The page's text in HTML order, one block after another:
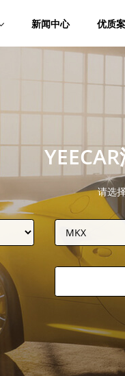
新闻中心 优质
请选